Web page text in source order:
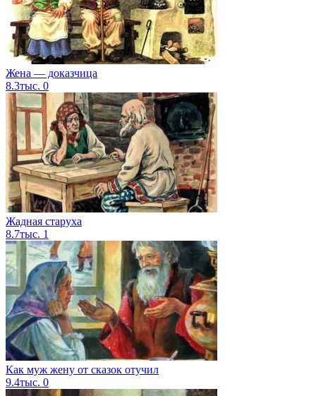
Жена — доказчица
8.3тыс. 0
Жадная старуха
8.7тыс. 1
Как муж жену от сказок отучил
9.4тыс. 0